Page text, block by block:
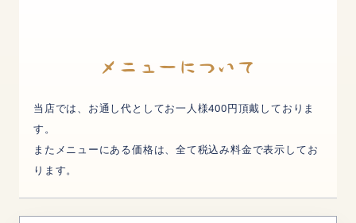
メニューについて
当店では、お通し代としてお一人様400円頂戴しておりま
す。
またメニューにある価格は、全て税込み料金で表示してお
ります。